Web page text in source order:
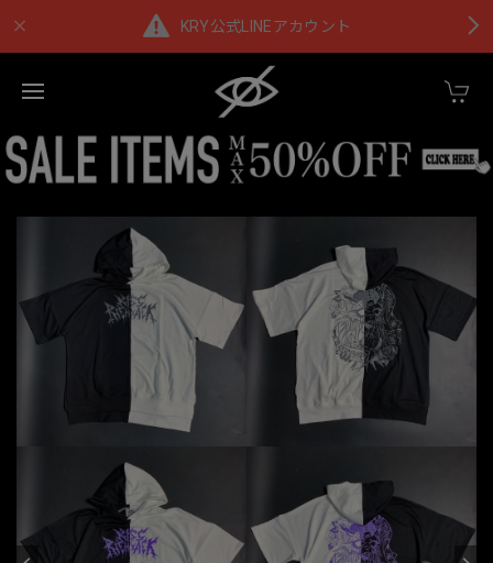
KRY公式LINEアカウント